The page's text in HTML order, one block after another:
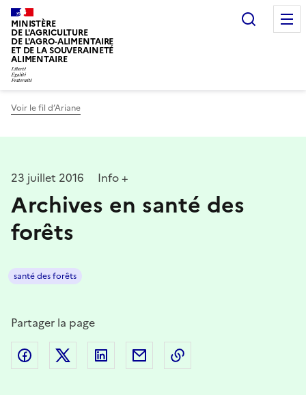
MINISTÈRE
DE L'AGRICULTURE
DE L'AGRO-ALIMENTAIRE
ET DE LA SOUVERAINETÉ
ALIMENTAIRE
Voir le fil d’Ariane
23 juillet 2016 Info +
Archives en santé des
forêts
santé des forêts
Partager la page
Partager sur Facebook
Partager sur Twitter
Partager sur LinkedIn
Partager par email